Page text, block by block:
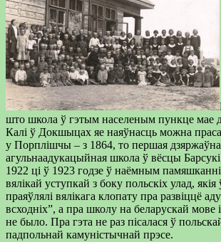
што школа ў гэтым населеным пункце мае
Калі ў Докшыцах яе наяўнасць можна
у Порплішчы – з 1864, то першая
агульнаадукацыйная школа ў вёсцы
1922 ці ў 1923 годзе ў наёмным
вялікай уступкай з боку польскіх улад,
праяўлялі вялікага клопату пра развіццё
всходніх”, а пра школу на беларускай мове
не было. Пра гэта не раз пісалася ў
падпольнай камуністычнай прэсе.